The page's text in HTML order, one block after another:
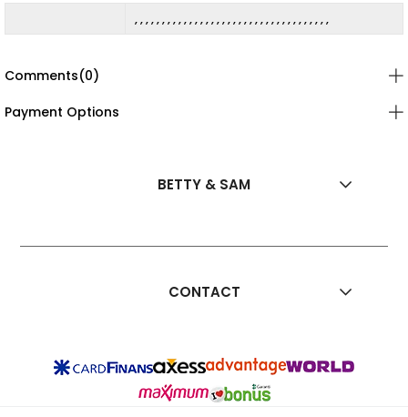
Comments(0)
Payment Options
BETTY & SAM
CONTACT